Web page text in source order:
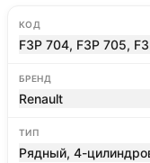
КОД
F3P 704, F3P 705,
БРЕНД
Renault
ТИП
Рядный, 4-